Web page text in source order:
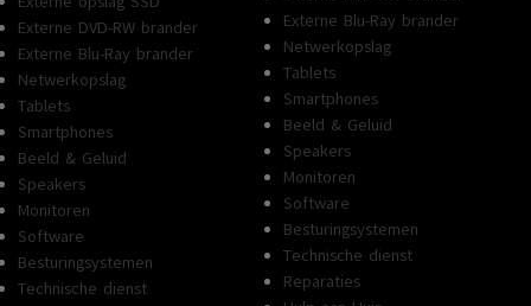
Externe DVD-RW brander
Externe Blu-Ray brander
Netwerkopslag
Tablets
Smartphones
Beeld & Geluid
Speakers
Monitoren
Software
Besturingsystemen
Technische dienst
Externe Blu-Ray brander
Netwerkopslag
Tablets
Smartphones
Beeld & Geluid
Speakers
Monitoren
Software
Besturingsystemen
Technische dienst
Reparaties